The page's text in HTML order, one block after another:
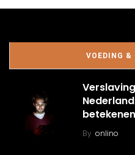
VOEDING &
By onlino